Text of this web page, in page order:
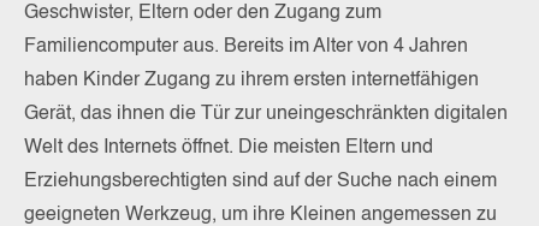
Geschwister, Eltern oder den Zugang zum
Familiencomputer aus. Bereits im Alter von 4 Jahren
haben Kinder Zugang zu ihrem ersten internetfähigen
Gerät, das ihnen die Tür zur uneingeschränkten digitalen
Welt des Internets öffnet. Die meisten Eltern und
Erziehungsberechtigten sind auf der Suche nach einem
geeigneten Werkzeug, um ihre Kleinen angemessen zu